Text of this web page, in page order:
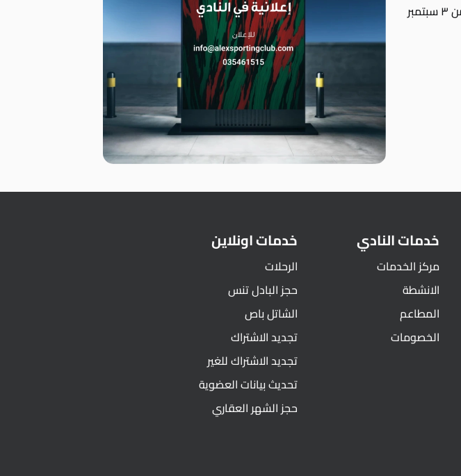
خدمات النادي
مركز الخدمات
الانشطة
المطاعم
الخصومات
خدمات اونلاين
الرحلات
حجز البادل تنس
الشاتل باص
تجديد الاشتراك
تجديد الاشتراك للغير
تحديث بيانات العضوية
حجز الشهر العقاري